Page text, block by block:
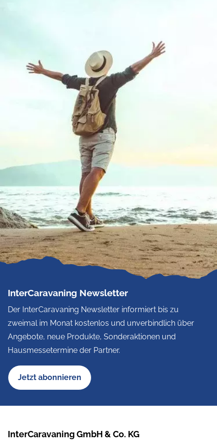
InterCaravaning Newsletter
Der InterCaravaning Newsletter informiert bis zu
zweimal im Monat kostenlos und unverbindlich über
Angebote, neue Produkte, Sonderaktionen und
Hausmessetermine der Partner.
Jetzt abonnieren
InterCaravaning GmbH & Co. KG